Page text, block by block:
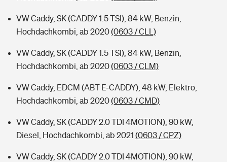
VW Caddy, SK (CADDY 1.5 TSI), 84 kW, Benzin,
Hochdachkombi, ab 2020(0603 / CLL)
VW Caddy, SK (CADDY 1.5 TSI), 84 kW, Benzin,
Hochdachkombi, ab 2020(0603 / CLM)
VW Caddy, EDCM (ABT E-CADDY), 48 kW, Elektro,
Hochdachkombi, ab 2020(0603 / CMD)
VW Caddy, SK (CADDY 2.0 TDI 4MOTION), 90 kW,
Diesel, Hochdachkombi, ab 2021 (0603 / CPZ)
VW Caddy, SK (CADDY 2.0 TDI 4MOTION), 90 kW,